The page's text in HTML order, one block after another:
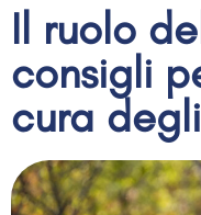
Il ruolo
consigli
cura